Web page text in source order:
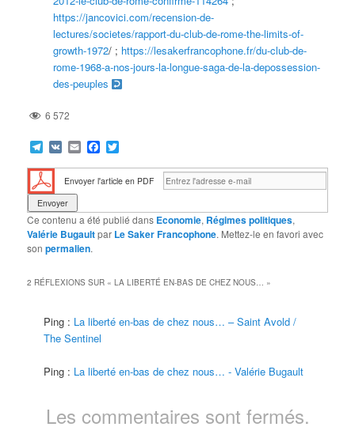
https://jancovici.com/recension-de-
lectures/societes/rapport-du-club-de-rome-the-limits-of-
growth-1972/ ; https://lesakerfrancophone.fr/du-club-de-
rome-1968-a-nos-jours-la-longue-saga-de-la-depossession-
des-peuples
6 572
Telegram
VK EmailFacebook
Envoyer l'article en PDF
Ce contenu a été publié dans Economie, Régimes politiques,
Valérie Bugaultpar Le Saker Francophone. Mettez-le en favori avec
sonpermalien.
2 RÉFLEXIONS SUR «LA LIBERTÉ EN-BAS DE CHEZ NOUS… »
Ping : La liberté en-bas de chez nous… – Saint Avold /
The Sentinel
Ping : La liberté en-bas de chez nous… - Valérie Bugault
Les commentaires sont fermés.